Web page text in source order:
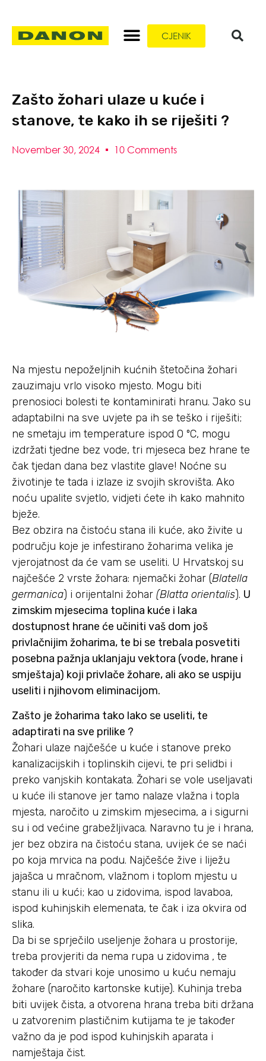
CJENIK
Zašto žohari ulaze u kuće i
stanove, te kako ih se riješiti ?
November 30, 2024 10 Comments
Na mjestu nepoželjnih kućnih štetočina žohari
zauzimaju vrlo visoko mjesto. Mogu biti
prenosioci bolesti te kontaminirati hranu. Jako su
adaptabilni na sve uvjete pa ih se teško i riješiti;
ne smetaju im temperature ispod 0 ºC, mogu
izdržati tjedne bez vode, tri mjeseca bez hrane te
čak tjedan dana bez vlastite glave! Noćne su
životinje te tada i izlaze iz svojih skrovišta. Ako
noću upalite svjetlo, vidjeti ćete ih kako mahnito
bježe.
Bez obzira na čistoću stana ili kuće, ako živite u
području koje je infestirano žoharima velika je
vjerojatnost da će vam se useliti. U Hrvatskoj su
najčešće 2 vrste žohara: njemački žohar (Blatella
germanica) i orijentalni žohar (Blatta orientalis). U
zimskim mjesecima toplina kuće i laka
dostupnost hrane će učiniti vaš dom još
privlačnijim žoharima, te bi se trebala posvetiti
posebna pažnja uklanjaju vektora (vode, hrane i
smještaja) koji privlače žohare, ali ako se uspiju
useliti i njihovom eliminacijom.
Zašto je žoharima tako lako se useliti, te
adaptirati na sve prilike ?
Žohari ulaze najčešće u kuće i stanove preko
kanalizacijskih i toplinskih cijevi, te pri selidbi i
preko vanjskih kontakata. Žohari se vole useljavati
u kuće ili stanove jer tamo nalaze vlažna i topla
mjesta, naročito u zimskim mjesecima, a i sigurni
su i od većine grabežljivaca. Naravno tu je i hrana,
jer bez obzira na čistoću stana, uvijek će se naći
po koja mrvica na podu. Najčešće žive i liježu
jajašca u mračnom, vlažnom i toplom mjestu u
stanu ili u kući; kao u zidovima, ispod lavaboa,
ispod kuhinjskih elemenata, te čak i iza okvira od
slika.
Da bi se sprječilo useljenje žohara u prostorije,
treba provjeriti da nema rupa u zidovima , te
također da stvari koje unosimo u kuću nemaju
žohare (naročito kartonske kutije). Kuhinja treba
biti uvijek čista, a otvorena hrana treba biti držana
u zatvorenim plastičnim kutijama te je također
važno da je pod ispod kuhinjskih aparata i
namještaja čist.